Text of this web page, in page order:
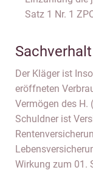
Satz 1 Nr. 1
Der Kläger ist
eröffneten
Vermögen des H.
Schuldner ist
Wirkung zum 01.